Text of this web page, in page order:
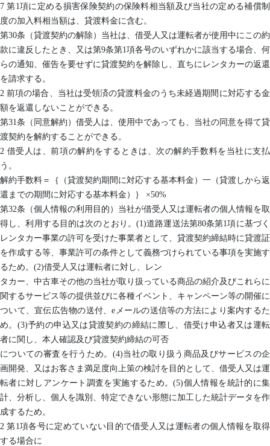
7 第1項に定める損害保険契約の保険料相当額及び当社の定める補償制
度の加入料相当額は、貸渡料金に含む。
第30条（貸渡契約の解除）当社は、借受人又は運転者が使用中にこの約
款に違反したとき、又は第9条第1項各号のいずれかに該当する場合、何
らの通知、催告を要せずに貸渡契約を解除し、直ちにレンタカーの返還
を請求する。
2 前項の場合、当社は受領済の貸渡料金のうち未経過期間に対応する金
額を返還しないことができる。
第31条（同意解約）借受人は、使用中であっても、当社の同意を得て貸
渡契約を解約することができる。
2 借受人は、前項の解約をするときは、次の解約手数料を当社に支払
う。
解約手数料＝｛（貸渡契約期間に対応する基本料金）一（貸渡しから返
還までの期間に対応する基本料金）｝ ×50%
第32条（個人情報の利用目的）当社が借受人又は運転者の個人情報を取
得し、利用する目的は次のとおり。(1)道路運送法第80条第1項に基づく
レンタカー事業の許可を受けた事業者として、貸渡契約締結時に貸渡証
を作成する等、事業許可の条件として義務づけられている事項を実施す
るため。(2)借受人又は運転者に対し、レン
タカー、中古車その他の当社が取り扱っている商品の紹介及びこれらに
関するサービス等の提供並びに各種イベント、キャンペーン等の開催に
ついて、宣伝広告物の送付、eメールの送信等の方法により案内するた
め。(3)予約の申込又は貸渡契約の締結に際し、借受け申込者又は運転
者に関し、本人確認及び貸渡契約締結の可否
についての審査を行うため。(4)当社の取り扱う商品及びサービスの企
画開発、又はお客さま満足度向上策の検討を目的として、借受人又は運
転者に対しアンケート調査を実施するため。(5)個人情報を統計的に集
計、分析し、個人を識別、特定できない形態に加工した統計データを作
成するため。
2 第1項各号に定めていない目的で借受人又は運転者の個人情報を取得
する場合に